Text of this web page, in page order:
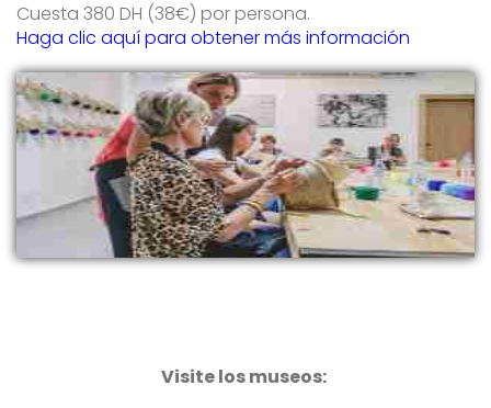
Cuesta 380 DH (38€) por persona.
Haga clic aquí para obtener más información
Visite los museos: